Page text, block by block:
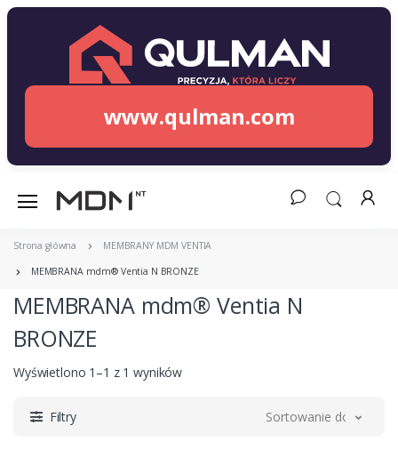
www.qulman.com
Strona główna MEMBRANY MDM VENTIA
MEMBRANA mdm® Ventia N BRONZE
MEMBRANA mdm® Ventia N
BRONZE
Wyświetlono 1–1 z 1 wyników
Filtry Sortowanie domyślne